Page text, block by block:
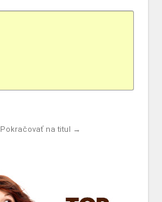
Pokračovať na titul →